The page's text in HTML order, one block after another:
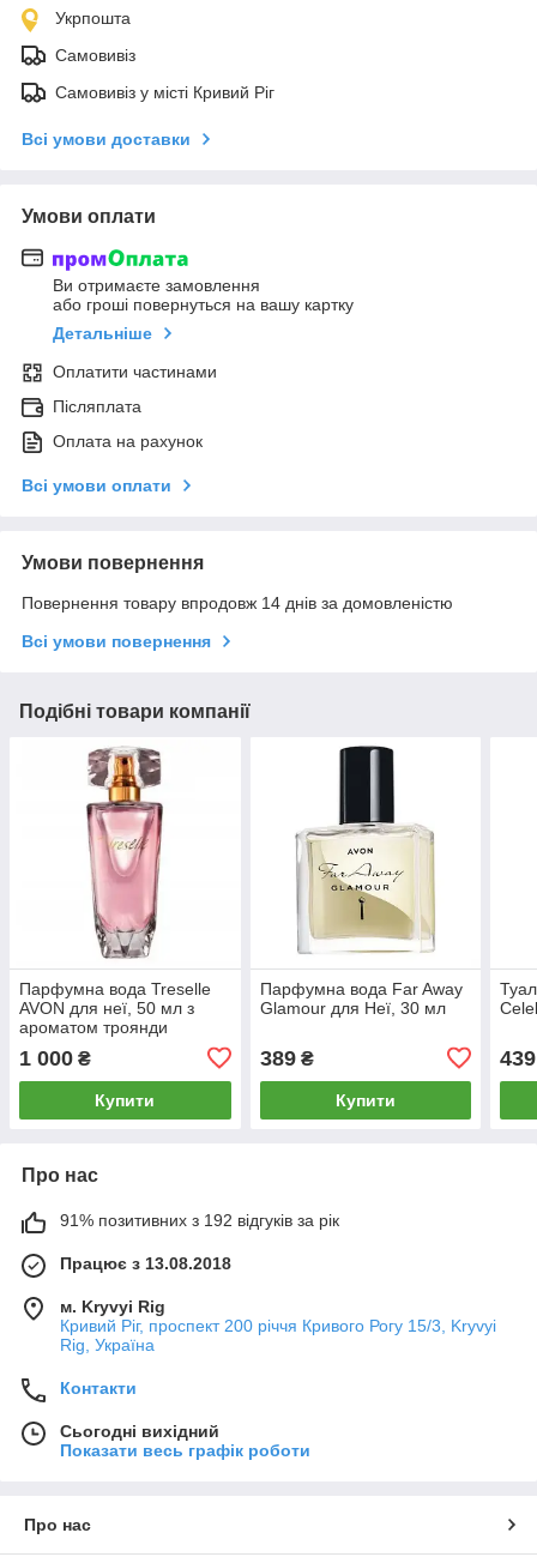
Укрпошта
Самовивіз
Самовивіз у місті Кривий Ріг
Всі умови доставки
Умови оплати
Ви отримаєте замовлення
або гроші повернуться на вашу картку
Детальніше
Оплатити частинами
Післяплата
Оплата на рахунок
Всі умови оплати
Умови повернення
Повернення товару впродовж 14 днів за домовленістю
Всі умови повернення
Подібні товари компанії
Парфумна вода Treselle
AVON для неї, 50 мл з
ароматом троянди
1 000 ₴
Купити
Парфумна вода Far Away
Glamour для Неї, 30 мл
389₴
Купити
439
Про нас
91% позитивних з 192 відгуків за рік
Працює з 13.08.2018
м. Kryvyi Rig
Кривий Ріг, проспект 200 річчя Кривого Рогу 15/3, Kryvyi
Rig, Україна
Контакти
Сьогодні вихідний
Показати весь графік роботи
Про нас